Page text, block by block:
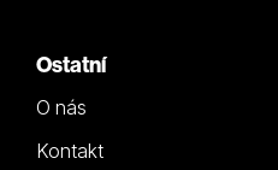
Ostatní
O nás
Kontakt